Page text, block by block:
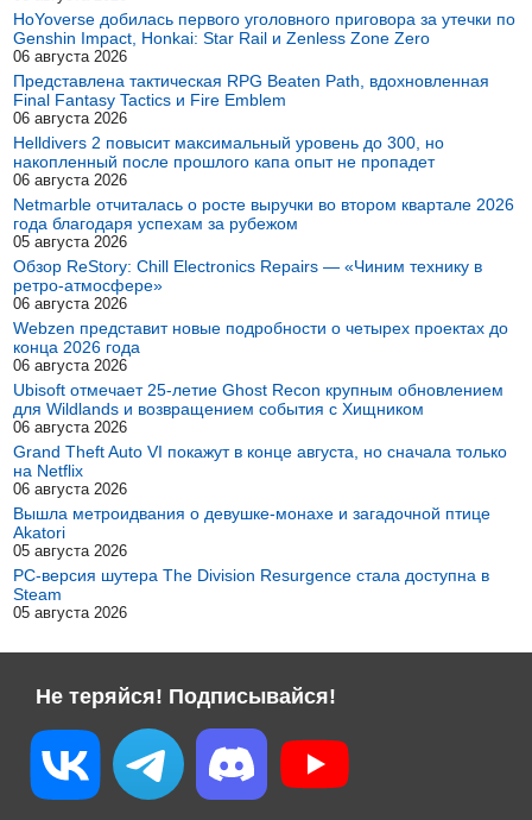
HoYoverse добилась первого уголовного приговора за утечки по
Genshin Impact, Honkai: Star Rail и Zenless Zone Zero
06 августа 2026
Представлена тактическая RPG Beaten Path, вдохновленная
Final Fantasy Tactics и Fire Emblem
06 августа 2026
Helldivers 2 повысит максимальный уровень до 300, но
накопленный после прошлого капа опыт не пропадет
06 августа 2026
Netmarble отчиталась о росте выручки во втором квартале 2026
года благодаря успехам за рубежом
05 августа 2026
Обзор ReStory: Chill Electronics Repairs — «Чиним технику в
ретро-атмосфере»
06 августа 2026
Webzen представит новые подробности о четырех проектах до
конца 2026 года
06 августа 2026
Ubisoft отмечает 25-летие Ghost Recon крупным обновлением
для Wildlands и возвращением события с Хищником
06 августа 2026
Grand Theft Auto VI покажут в конце августа, но сначала только
на Netflix
06 августа 2026
Вышла метроидвания о девушке-монахе и загадочной птице
Akatori
05 августа 2026
PC-версия шутера The Division Resurgence стала доступна в
Steam
05 августа 2026
Не теряйся! Подписывайся!